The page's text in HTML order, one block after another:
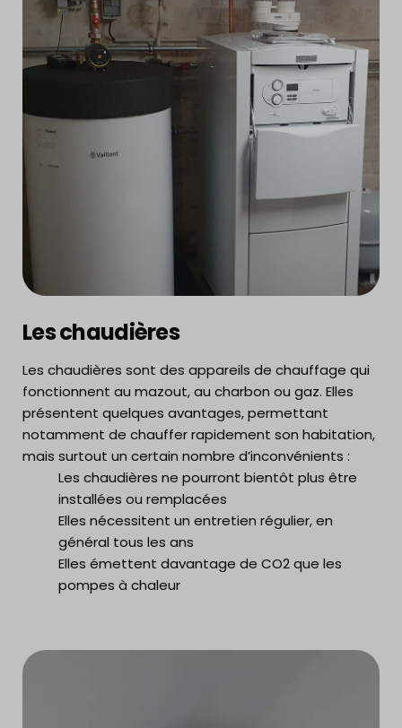
Les chaudières
Les chaudières sont des appareils de chauffage qui
fonctionnent au mazout, au charbon ou gaz. Elles
présentent quelques avantages, permettant
notamment de chauffer rapidement son habitation,
mais surtout un certain nombre d’inconvénients :
Les chaudières ne pourront bientôt plus être
installées ou remplacées
Elles nécessitent un entretien régulier, en
général tous les ans
Elles émettent davantage de CO2 que les
pompes à chaleur